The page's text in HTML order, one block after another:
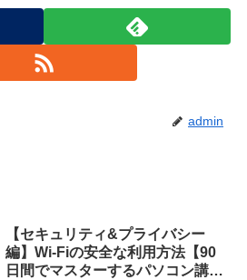
admin
【セキュリティ&プライバシー
編】Wi-Fiの安全な利用方法【90
日間でマスターするパソコン講